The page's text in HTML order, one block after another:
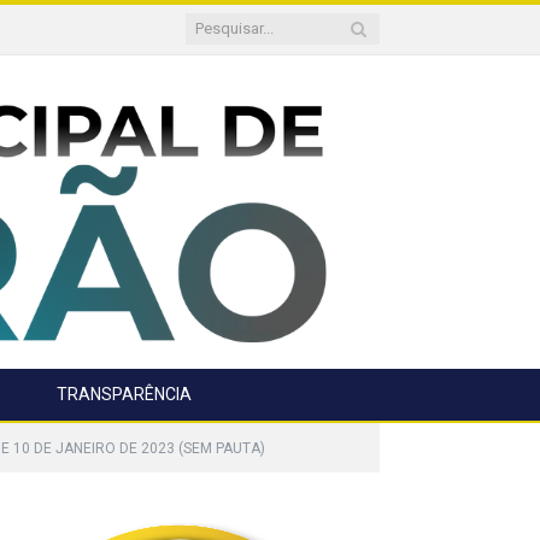
TRANSPARÊNCIA
10 DE JANEIRO DE 2023 (SEM PAUTA)